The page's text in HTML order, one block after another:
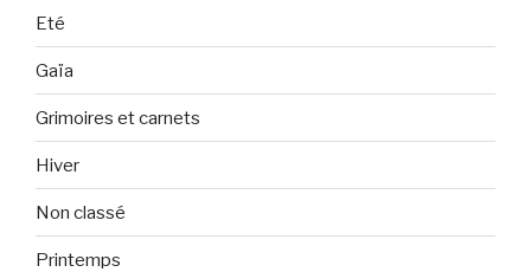
Eté
Gaïa
Grimoires et carnets
Hiver
Non classé
Printemps